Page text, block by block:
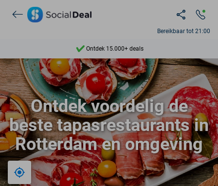
Bereikbaar tot 21:00
Ontdek 15.000+ deals
7 dagen per week beschikbaar
10+ miljoen leden
9,4
Ontdek 15.000+ deals
Ontdek voordelig de
beste tapasrestaurants in
Rotterdam en omgeving
Bij mij in de buurt